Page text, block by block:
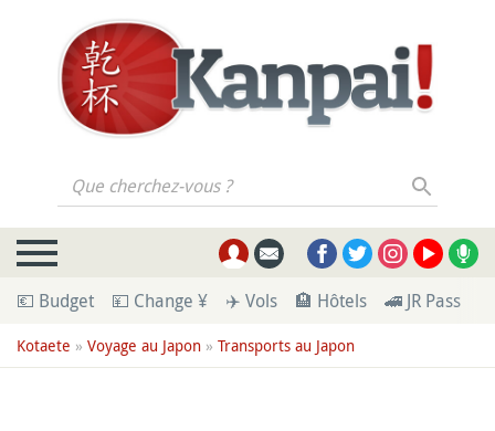
Que cherchez-vous ?
💶 Budget 💴 Change ¥ ✈️ Vols 🏨 Hôtels 🚄 JR Pass
Kotaete » Voyage au Japon » Transports au Japon